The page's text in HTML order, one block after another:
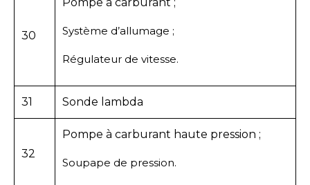
30 Système d’allumage ;
Régulateur de vitesse.
31 Sonde lambda
32
Pompe à carburant haute pression ;
Soupape de pression.